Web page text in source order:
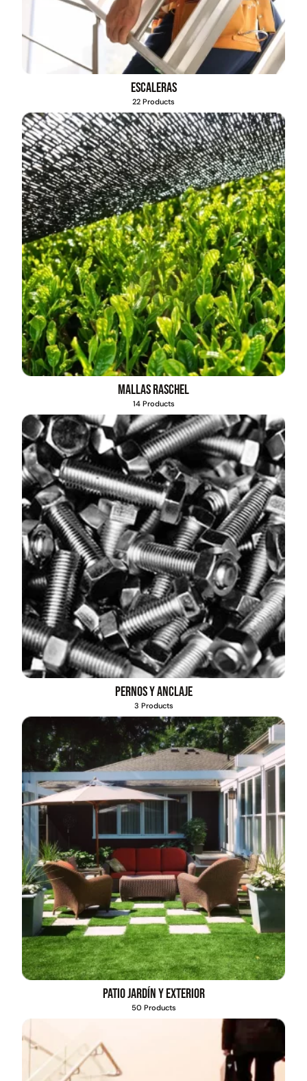
Escaleras
22 Products
Mallas Raschel
14 Products
Pernos y anclaje
3 Products
Patio jardín y exterior
50 Products